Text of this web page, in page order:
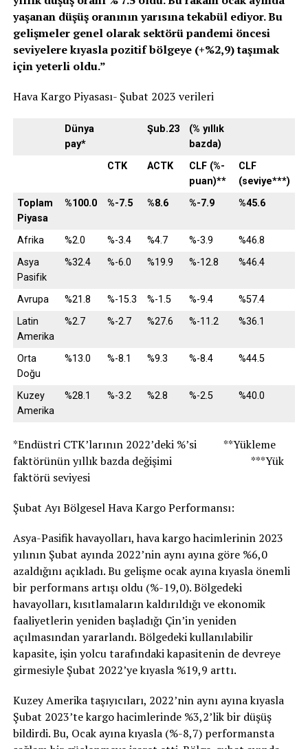
yaşanan düşüş oranının yarısına tekabül ediyor. Bu
gelişmeler genel olarak sektörü pandemi öncesi
seviyelere kıyasla pozitif bölgeye (+%2,9) taşımak
için yeterli oldu.”
Hava Kargo Piyasası- Şubat 2023 verileri
Dünya
pay*
Şub.23
(% yıllık
bazda)
CTK
ACTK
CLF (%-
puan)**
CLF
(seviye***)
Toplam
Piyasa
%100.0 %-7.5 %8.6 %-7.9 %45.6
Afrika %2.0 %-3.4 %4.7 %-3.9
%46.8
Asya
Pasifik
%32.4 %-6.0 %19.9 %-12.8 %46.4
Avrupa %21.8 %-15.3 %-1.5 %-9.4
%57.4
Latin
Amerika
%2.7 %-2.7 %27.6 %-11.2 %36.1
Orta
Doğu
%13.0 %-8.1 %9.3 %-8.4 %44.5
Kuzey
Amerika
%28.1 %-3.2 %2.8 %-2.5 %40.0
*Endüstri CTK’larının 2022’deki %’si **Yükleme
faktörünün yıllık bazda değişimi ***Yük
faktörü seviyesi
Şubat Ayı Bölgesel Hava Kargo Performansı:
Asya-Pasifik havayolları, hava kargo hacimlerinin 2023
yılının Şubat ayında 2022’nin aynı ayına göre %6,0
azaldığını açıkladı. Bu gelişme ocak ayına kıyasla önemli
bir performans artışı oldu (%-19,0). Bölgedeki
havayolları, kısıtlamaların kaldırıldığı ve ekonomik
faaliyetlerin yeniden başladığı Çin’in yeniden
açılmasından yararlandı. Bölgedeki kullanılabilir
kapasite, işin yolcu tarafındaki kapasitenin de devreye
girmesiyle Şubat 2022’ye kıyasla %19,9 arttı.
Kuzey Amerika taşıyıcıları, 2022’nin aynı ayına kıyasla
Şubat 2023’te kargo hacimlerinde %3,2’lik bir düşüş
bildirdi. Bu, Ocak ayına kıyasla (%-8,7) performansta